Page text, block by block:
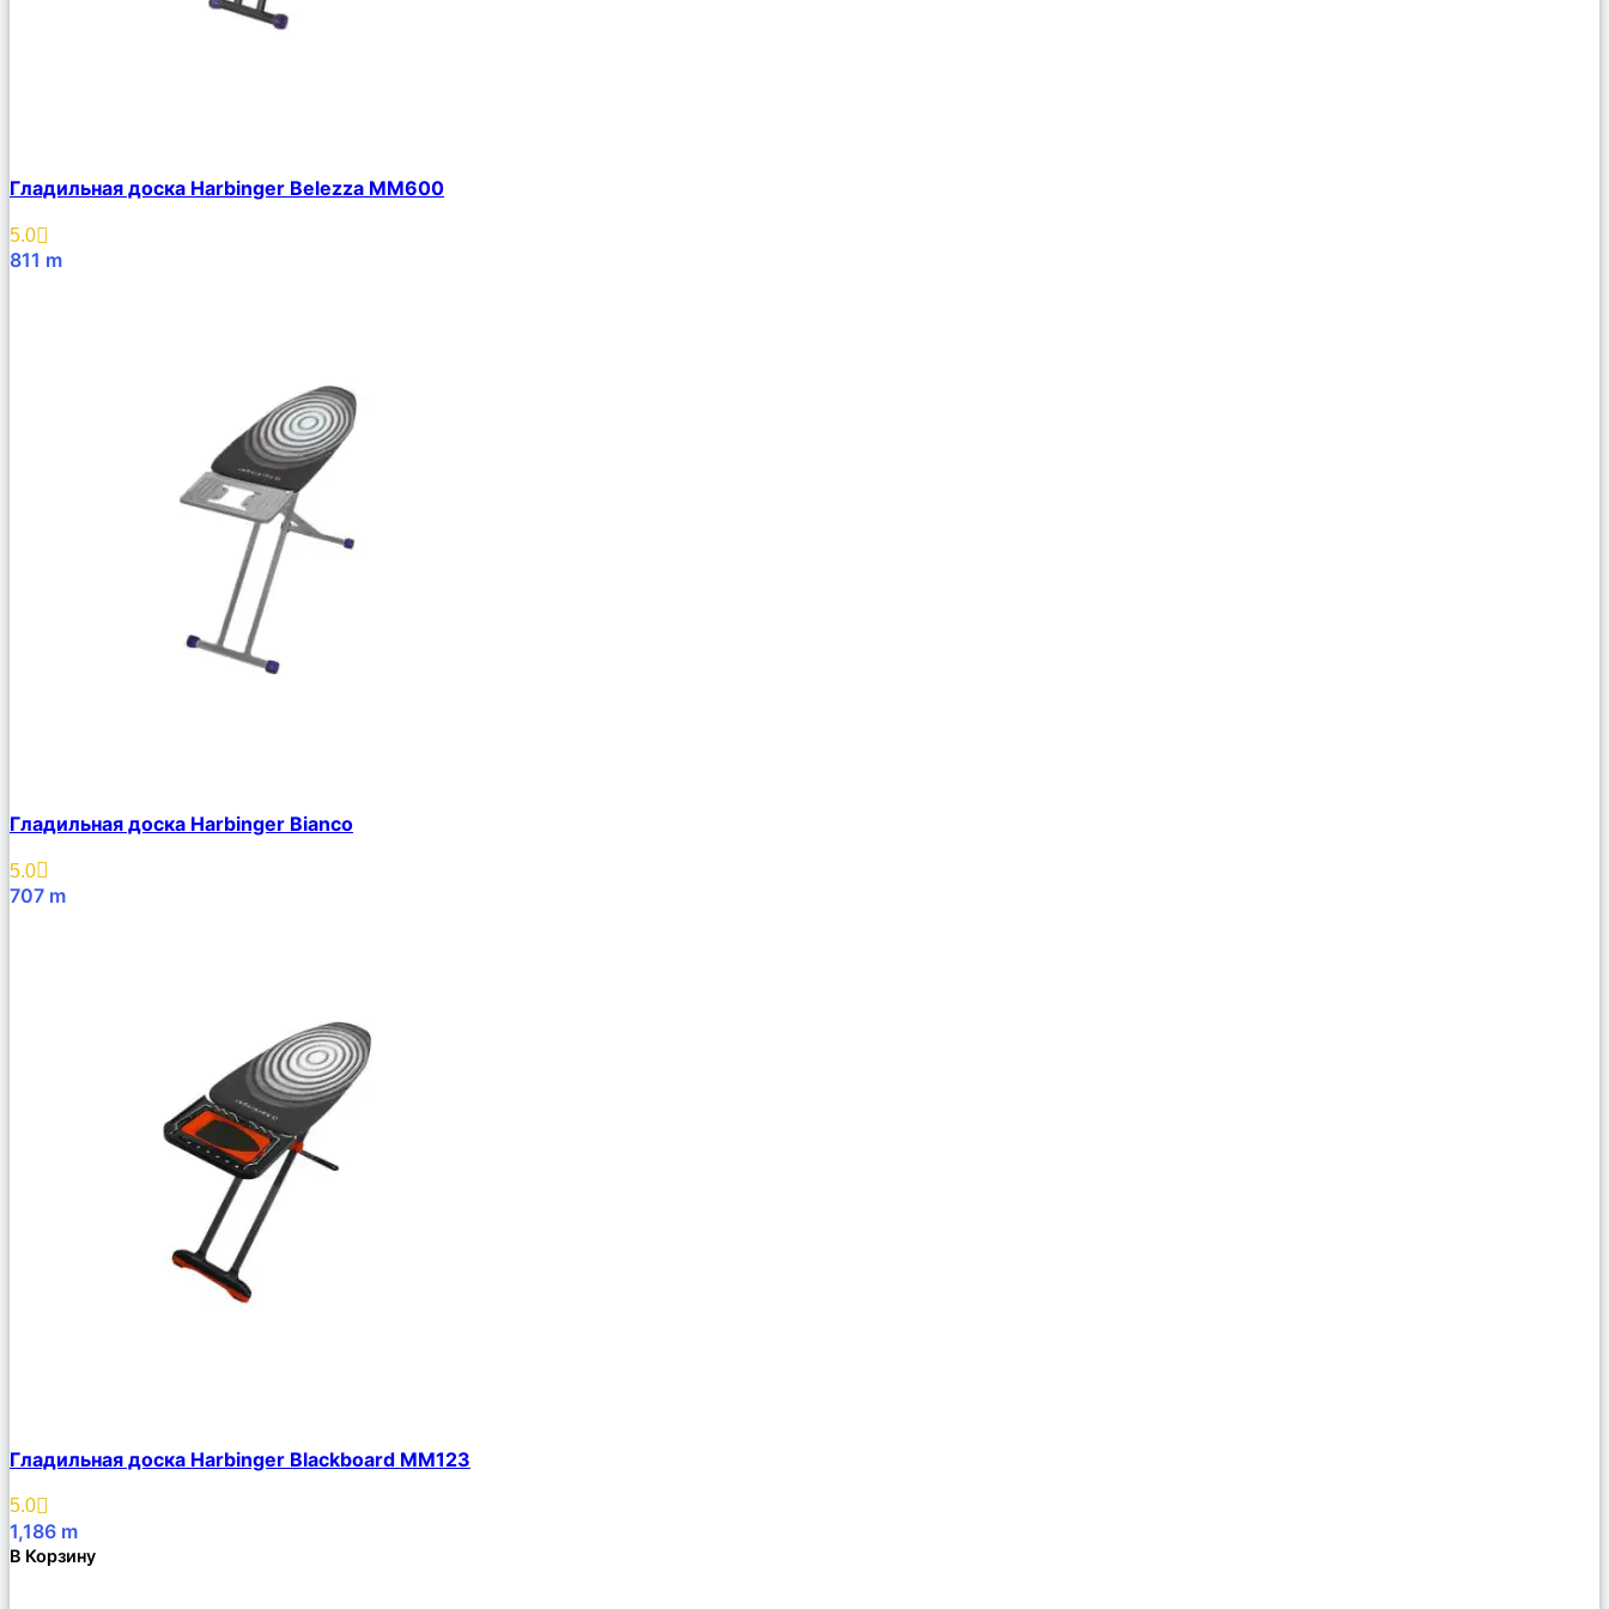
Гладильная доска Harbinger Belezza MM600
5.0
811 m
Гладильная доска Harbinger Bianco
5.0
707 m
Гладильная доска Harbinger Blackboard MM123
5.0
1,186 m
В Корзину